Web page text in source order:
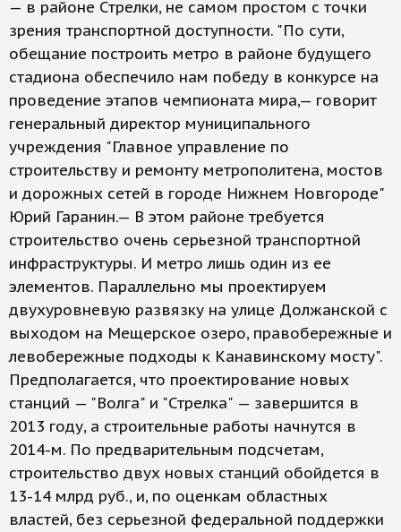
— в районе Стрелки, не самом простом с точки
зрения транспортной доступности. "По сути,
обещание построить метро в районе будущего
стадиона обеспечило нам победу в конкурсе на
проведение этапов чемпионата мира,— говорит
генеральный директор муниципального
учреждения "Главное управление по
строительству и ремонту метрополитена, мостов
и дорожных сетей в городе Нижнем Новгороде"
Юрий Гаранин.— В этом районе требуется
строительство очень серьезной транспортной
инфраструктуры. И метро лишь один из ее
элементов. Параллельно мы проектируем
двухуровневую развязку на улице Должанской с
выходом на Мещерское озеро, правобережные и
левобережные подходы к Канавинскому мосту".
Предполагается, что проектирование новых
станций — "Волга" и "Стрелка" — завершится в
2013 году, а строительные работы начнутся в
2014-м. По предварительным подсчетам,
строительство двух новых станций обойдется в
13-14 млрд руб., и, по оценкам областных
властей, без серьезной федеральной поддержки